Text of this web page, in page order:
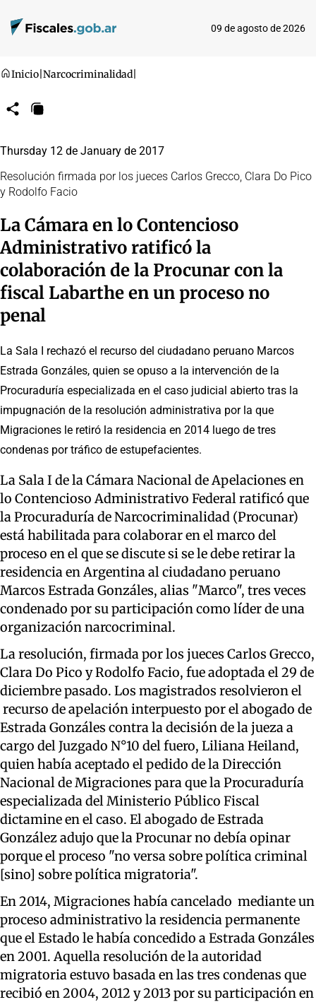
09 de agosto de 2026
Inicio Narcocriminalidad
CompartirCopiar
Thursday 12 de January de 2017
Resolución firmada por los jueces Carlos Grecco, Clara Do Pico
y Rodolfo Facio
La Cámara en lo Contencioso
Administrativo ratificó la
colaboración de la Procunar con la
fiscal Labarthe en un proceso no
penal
La Sala I rechazó el recurso del ciudadano peruano Marcos
Estrada Gonzáles, quien se opuso a la intervención de la
Procuraduría especializada en el caso judicial abierto tras la
impugnación de la resolución administrativa por la que
Migraciones le retiró la residencia en 2014 luego de tres
condenas por tráfico de estupefacientes.
La Sala I de la Cámara Nacional de Apelaciones en
lo Contencioso Administrativo Federal ratificó que
la Procuraduría de Narcocriminalidad (Procunar)
está habilitada para colaborar en el marco del
proceso en el que se discute si se le debe retirar la
residencia en Argentina al ciudadano peruano
Marcos Estrada Gonzáles, alias "Marco", tres veces
condenado por su participación como líder de una
organización narcocriminal.
La resolución, firmada por los jueces Carlos Grecco,
Clara Do Pico y Rodolfo Facio, fue adoptada el 29 de
diciembre pasado. Los magistrados resolvieron el
recurso de apelación interpuesto por el abogado de
Estrada Gonzáles contra la decisión de la jueza a
cargo del Juzgado N°10 del fuero, Liliana Heiland,
quien había aceptado el pedido de la Dirección
Nacional de Migraciones para que la Procuraduría
especializada del Ministerio Público Fiscal
dictamine en el caso. El abogado de Estrada
González adujo que la Procunar no debía opinar
porque el proceso "no versa sobre política criminal
[sino] sobre política migratoria".
En 2014, Migraciones había cancelado mediante un
proceso administrativo la residencia permanente
que el Estado le había concedido a Estrada Gonzáles
en 2001. Aquella resolución de la autoridad
migratoria estuvo basada en las tres condenas que
recibió en 2004, 2012 y 2013 por su participación en